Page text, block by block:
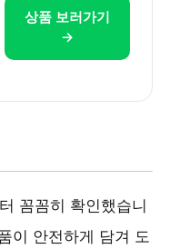
상품 보러가기
→
꼼꼼히 확인했습니
이 안전하게 담겨 도